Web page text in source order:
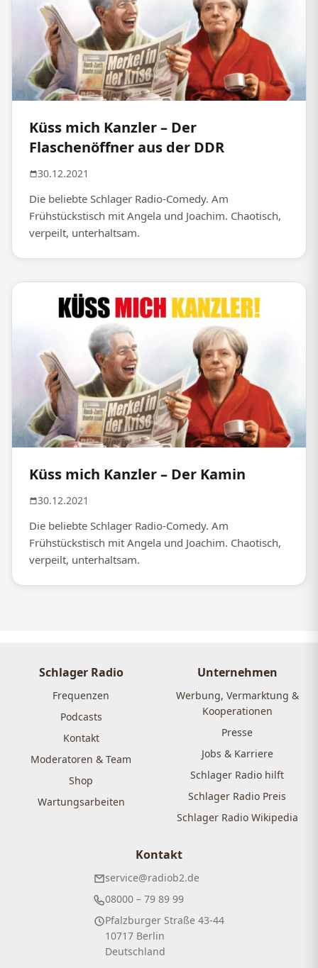
Küss mich Kanzler – Der
Flaschenöffner aus der DDR
30.12.2021
Die beliebte Schlager Radio-Comedy. Am
Frühstückstisch mit Angela und Joachim. Chaotisch,
verpeilt, unterhaltsam.
Küss mich Kanzler – Der Kamin
30.12.2021
Die beliebte Schlager Radio-Comedy. Am
Frühstückstisch mit Angela und Joachim. Chaotisch,
verpeilt, unterhaltsam.
Schlager Radio
Frequenzen
Podcasts
Kontakt
Moderatoren & Team
Shop
Wartungsarbeiten
Unternehmen
Werbung, Vermarktung &
Kooperationen
Presse
Jobs & Karriere
Schlager Radio hilft
Schlager Radio Preis
Schlager Radio Wikipedia
Kontakt
service@radiob2.de
08000 – 79 89 99
Pfalzburger Straße 43-44
10717 Berlin
Deutschland